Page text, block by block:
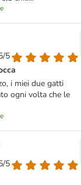
5
i miei due gatti
ogni volta che le
5